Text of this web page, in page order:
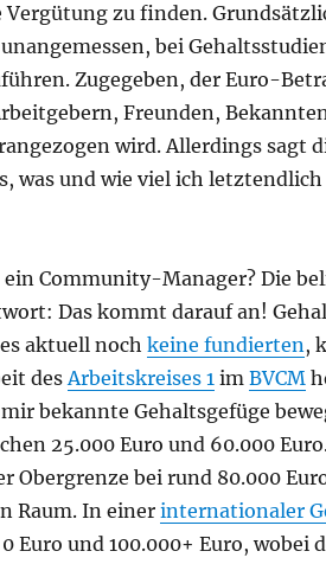
Vergütung zu finden.
bei
Zugegeben, der Euro-
Freunden,
wird. Allerdings sagt
was und wie viel ich
ein Community-Manager? Die
Das kommt darauf an!
aktuell nochkeine fundierten,
desArbeitskreises 1 imBVCM
bekannte Gehaltsgefüge
25.000 Euro und 60.000
Obergrenze bei rund 80.000
Raum. In einerinternationaler
Euro und 100.000+ Euro, wobei